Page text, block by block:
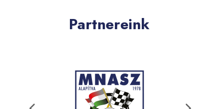
Partnereink